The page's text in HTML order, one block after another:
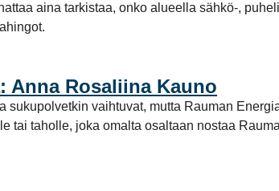
aina tarkistaa, onko alueella sähkö-,
Anna Rosaliina Kauno
sukupolvetkin vaihtuvat, mutta Rauman
tai taholle, joka omalta osaltaan nostaa